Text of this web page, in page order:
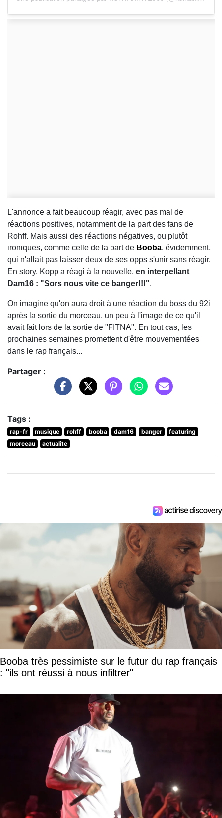
L'annonce a fait beaucoup réagir, avec pas mal de
réactions positives, notamment de la part des fans de
Rohff. Mais aussi des réactions négatives, ou plutôt
ironiques, comme celle de la part de Booba, évidemment,
qui n'allait pas laisser deux de ses opps s'unir sans réagir.
En story, Kopp a réagi à la nouvelle, en interpellant
Dam16 : "Sors nous vite ce banger!!!".
On imagine qu'on aura droit à une réaction du boss du 92i
après la sortie du morceau, un peu à l'image de ce qu'il
avait fait lors de la sortie de "FITNA". En tout cas, les
prochaines semaines promettent d'être mouvementées
dans le rap français...
Partager :
Tags :
rap-fr musique rohff booba dam16 banger
featuring
morceau
actualite
Booba très pessimiste sur le futur du rap français
: "ils ont réussi à nous infiltrer"